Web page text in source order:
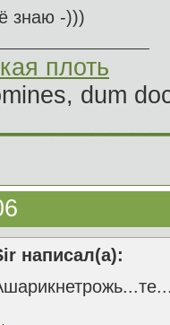
знаю -)))
плоть
dum
написал(а):